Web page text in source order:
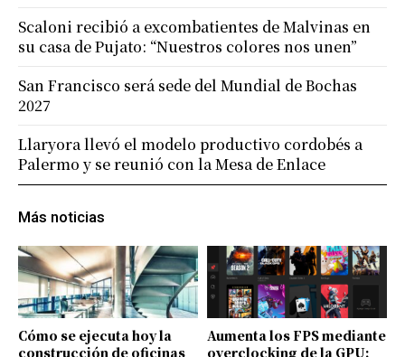
Más noticias
Cómo se ejecuta hoy la
construcción de oficinas
Aumenta los FPS mediante
overclocking de la GPU:
Scaloni recibió a excombatientes de Malvinas en
su casa de Pujato: “Nuestros colores nos unen”
San Francisco será sede del Mundial de Bochas
2027
Llaryora llevó el modelo productivo cordobés a
Palermo y se reunió con la Mesa de Enlace